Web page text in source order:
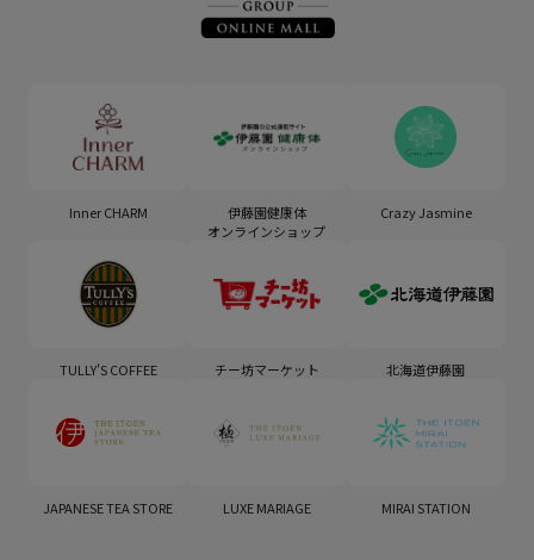
Inner CHARM
伊藤園健康体
オンラインショップ
Crazy Jasmine
TULLY'S COFFEE チー坊マーケット 北海道伊藤園
JAPANESE TEA STORE LUXE MARIAGE MIRAI STATION